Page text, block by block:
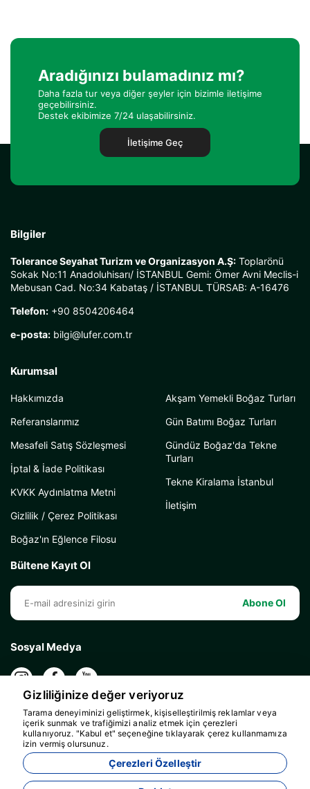
Aradığınızı bulamadınız mı?
Daha fazla tur veya diğer şeyler için bizimle iletişime
geçebilirsiniz.
Destek ekibimize 7/24 ulaşabilirsiniz.
İletişime Geç
Bilgiler
Tolerance Seyahat Turizm ve Organizasyon A.Ş: Toplarönü
Sokak No:11 Anadoluhisarı/ İSTANBUL Gemi: Ömer Avni Meclis-i
Mebusan Cad. No:34 Kabataş / İSTANBUL TÜRSAB: A-16476
Telefon: +90 8504206464
e-posta: bilgi@lufer.com.tr
Kurumsal
Hakkımızda
Referanslarımız
Mesafeli Satış Sözleşmesi
İptal & İade Politikası
KVKK Aydınlatma Metni
Gizlilik / Çerez Politikası
Boğaz'ın Eğlence Filosu
Akşam Yemekli Boğaz Turları
Gün Batımı Boğaz Turları
Gündüz Boğaz'da Tekne
Turları
Tekne Kiralama İstanbul
İletişim
Bültene Kayıt Ol
Abone Ol
Sosyal Medya
Gizliliğinize değer veriyoruz
Tarama deneyiminizi geliştirmek, kişiselleştirilmiş reklamlar veya
içerik sunmak ve trafiğimizi analiz etmek için çerezleri
kullanıyoruz. "Kabul et" seçeneğine tıklayarak çerez kullanmamıza
izin vermiş olursunuz.
Çerezleri Özelleştir